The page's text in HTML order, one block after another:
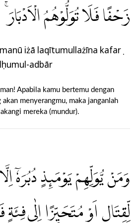
زَحْفًا فَلَا تُوَلُّوْهُمُ الْاَدْبَارَۚ
iżā laqītumullażīna kafarụ
adbār
Apabila kamu bertemu dengan
menyerangmu, maka janganlah
mereka (mundur).
وَمَنْ يُّوَلِّهِمْ يَوْمَىِٕذٍ دُبُرَهٗٓ
لِّقِتَالٍ اَوْ مُتَحَيِّزًا اِلٰى